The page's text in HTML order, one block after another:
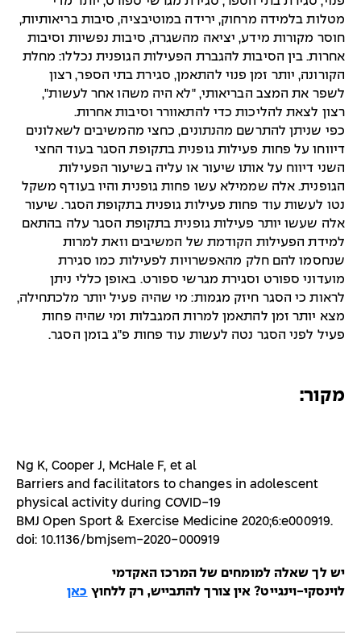
מטלות בלמידה מרחוק, ירידה במוטיבציה, סיבות בריאותיות,
חוסר מקורות מידע, יציאה מהשגרה, סיבות נפשיות וסיבות
אחרות. בין הסיבות להגברת הפעילות הגופנית נכללו: מחלת
הקורונה, יותר זמן פנוי להתאמן, סגירת בתי הספר, רצון
לשפר את המצב הבריאותי, "לא היה משהו אחר לעשות",
רצון לצאת להליכות כדי להתאוורר וסיבות אחרות.
כפי שניתן להתרשם מהנתונים, כחצי מהמשיבים לשאלונים
דיווחו על פחות פעילות גופנית בתקופת הסגר בעוד החצי
השני דיווח על אותו שיעור או עליה בשיעור הפעילות
הגופנית. אלה שממילא עשו פחות גופנית והיו בעודף משקל
נטו לעשות עוד פחות פעילות גופנית בתקופת הסגר. שיעור
אלה שעשו יותר פעילות גופנית בתקופת הסגר עלה בהתאם
למידת הפעילות הקודמת של המשיבים וזאת למרות
שנחסמו להם חלק מהאפשרויות לפעילות כמו סגירת
מועדוני ספורט וסגירת מגרשי ספורט. באופן כללי ניתן
לראות כי הסגר חיזק מגמות: מי שהיה פעיל יותר מלכתחילה,
מצא יותר זמן להתאמן למרות המגבלות ומי שהיה פחות
פעיל לפני הסגר נטה לעשות עוד פחות פ"ג בזמן הסגר.
מקור:
Ng K, Cooper J, McHale F, et al
Barriers and facilitators to changes in adolescent
physical activity during COVID-19
BMJ Open Sport & Exercise Medicine 2020;6:e000919.
doi: 10.1136/bmjsem-2020-000919
יש לך שאלה למומחים של המרכז האקדמי
לוינסקי-וינגייט? אין צורך להתבייש, רק ללחוץ כאן